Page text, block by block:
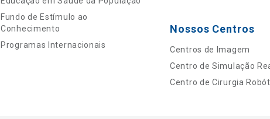
Fundo de Estímulo ao
Conhecimento
Programas Internacionais
Nossos Centros
Centros de Imagem
Centro de Simulação
Centro de Cirurgia